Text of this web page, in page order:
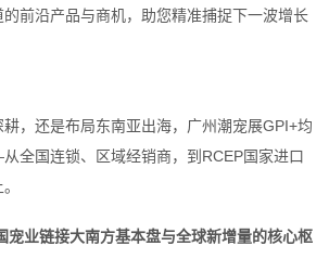
前沿产品与商机，助您精准捕捉下一波增长
，还是布局东南亚出海，广州潮宠展GPI+均
全国连锁、区域经销商，到RCEP国家进口
宠业链接大南方基本盘与全球新增量的核心枢